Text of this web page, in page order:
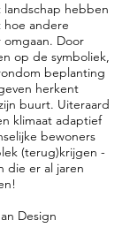
landschap hebben
hoe andere
Door
op de symboliek,
beplanting
herkent
buurt. Uiteraard
klimaat adaptief
bewoners
(terug)krijgen -
die er al jaren
Design